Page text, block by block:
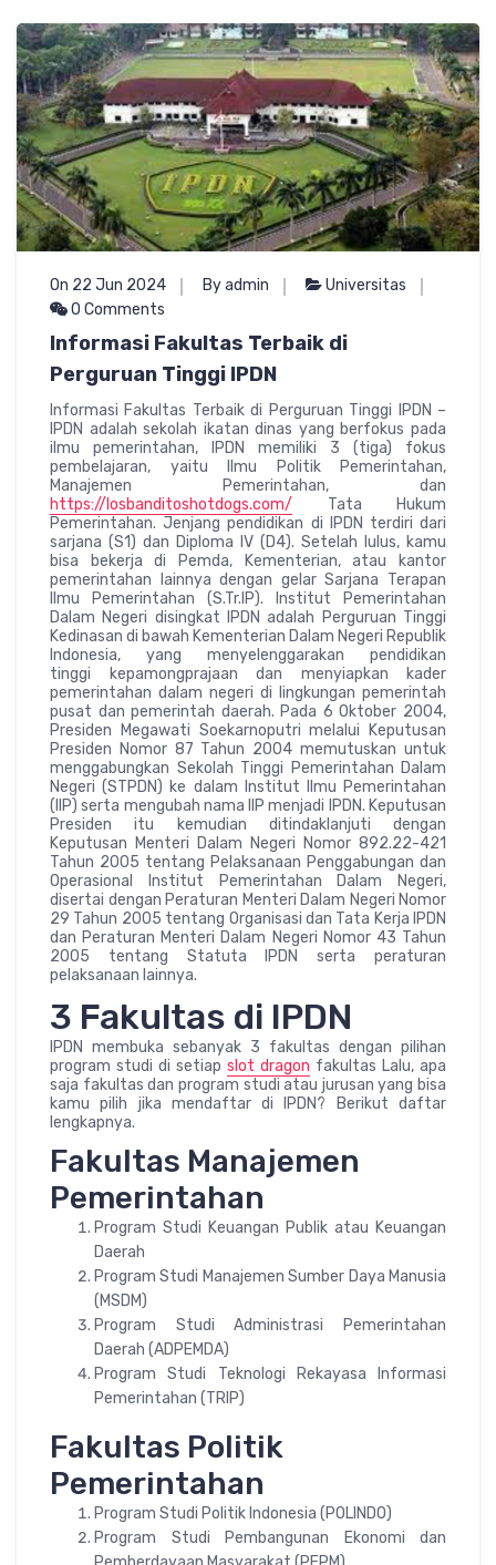
On 22 Jun 2024 By admin
Universitas
0 Comments
Informasi Fakultas Terbaik di
Perguruan Tinggi IPDN
Informasi Fakultas Terbaik di Perguruan Tinggi IPDN –
IPDN adalah sekolah ikatan dinas yang berfokus pada
ilmu pemerintahan, IPDN memiliki 3 (tiga) fokus
pembelajaran, yaitu Ilmu Politik Pemerintahan,
Manajemen Pemerintahan, dan
https://losbanditoshotdogs.com/ Tata Hukum
Pemerintahan. Jenjang pendidikan di IPDN terdiri dari
sarjana (S1) dan Diploma IV (D4). Setelah lulus, kamu
bisa bekerja di Pemda, Kementerian, atau kantor
pemerintahan lainnya dengan gelar Sarjana Terapan
Ilmu Pemerintahan (S.Tr.IP). Institut Pemerintahan
Dalam Negeri disingkat IPDN adalah Perguruan Tinggi
Kedinasan di bawah Kementerian Dalam Negeri Republik
Indonesia, yang menyelenggarakan pendidikan
tinggi kepamongprajaan dan menyiapkan kader
pemerintahan dalam negeri di lingkungan pemerintah
pusat dan pemerintah daerah. Pada 6 Oktober 2004,
Presiden Megawati Soekarnoputri melalui Keputusan
Presiden Nomor 87 Tahun 2004 memutuskan untuk
menggabungkan Sekolah Tinggi Pemerintahan Dalam
Negeri (STPDN) ke dalam Institut Ilmu Pemerintahan
(IIP) serta mengubah nama IIP menjadi IPDN. Keputusan
Presiden itu kemudian ditindaklanjuti dengan
Keputusan Menteri Dalam Negeri Nomor 892.22-421
Tahun 2005 tentang Pelaksanaan Penggabungan dan
Operasional Institut Pemerintahan Dalam Negeri,
disertai dengan Peraturan Menteri Dalam Negeri Nomor
29 Tahun 2005 tentang Organisasi dan Tata Kerja IPDN
dan Peraturan Menteri Dalam Negeri Nomor 43 Tahun
2005 tentang Statuta IPDN serta peraturan
pelaksanaan lainnya.
3 Fakultas di IPDN
IPDN membuka sebanyak 3 fakultas dengan pilihan
program studi di setiap slot dragon fakultas Lalu, apa
saja fakultas dan program studi atau jurusan yang bisa
kamu pilih jika mendaftar di IPDN? Berikut daftar
lengkapnya.
Fakultas Manajemen
Pemerintahan
Program Studi Keuangan Publik atau Keuangan
Daerah
Program Studi Manajemen Sumber Daya Manusia
(MSDM)
Program Studi Administrasi Pemerintahan
Daerah (ADPEMDA)
Program Studi Teknologi Rekayasa Informasi
Pemerintahan (TRIP)
Fakultas Politik
Pemerintahan
Program Studi Politik Indonesia (POLINDO)
Program Studi Pembangunan Ekonomi dan